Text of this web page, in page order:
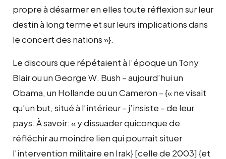
propre à désarmer en elles toute réflexion sur leur
destin à long terme et sur leurs implications dans
le concert des nations »}.
Le discours que répétaient à l’époque un Tony
Blair ou un George W. Bush – aujourd’hui un
Obama, un Hollande ou un Cameron – {« ne visait
qu’un but, situé à l’intérieur – j’insiste – de leur
pays. À savoir: « y dissuader quiconque de
réfléchir au moindre lien qui pourrait situer
l’intervention militaire en Irak} [celle de 2003] {et